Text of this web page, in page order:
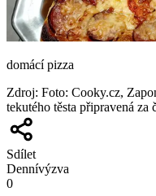
domácí pizza
Zdroj: Foto: Cooky.cz,
tekutého těsta připravená
Sdílet
Dennívýzva
0